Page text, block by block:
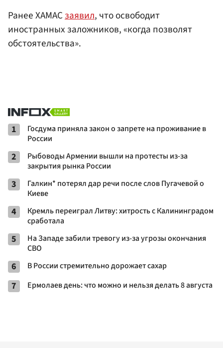
Ранее ХАМАСзаявил, что освободит
иностранных заложников, «когда позволят
обстоятельства».
1
Госдума приняла закон о запрете на проживание в
России
2
Рыбоводы Армении вышли на протесты из-за
закрытия рынка России
3
Галкин* потерял дар речи после слов Пугачевой о
Киеве
4
Кремль переиграл Литву: хитрость с Калининградом
сработала
5
На Западе забили тревогу из-за угрозы окончания
СВО
6 В России стремительно дорожает сахар
7 Ермолаев день: что можно и нельзя делать 8 августа